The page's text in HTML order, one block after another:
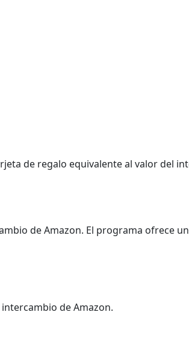
de regalo equivalente al valor del
de Amazon. El programa ofrece
de Amazon.